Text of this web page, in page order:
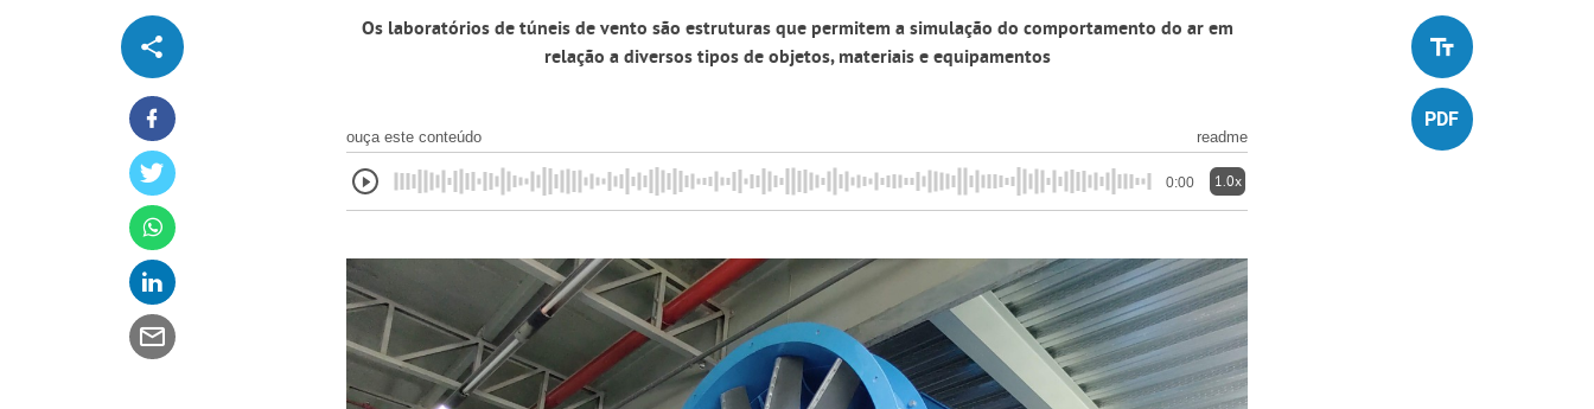
Os laboratórios de túneis de vento são estruturas que permitem a simulação do comportamento do ar em
relação a diversos tipos de objetos, materiais e equipamentos
ouça este conteúdo readme
0:00 1.0x